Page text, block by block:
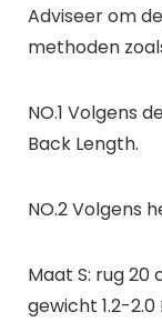
Adviseer om
methoden
NO.1 Volgens
Back Length.
NO.2 Volgens
Maat S: rug 20
gewicht 1.2-2.0